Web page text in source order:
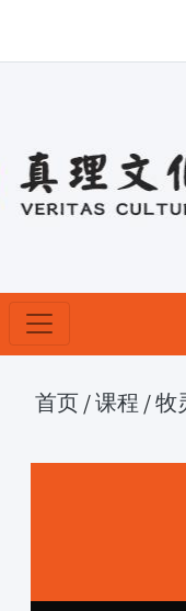
首页 /课程 /牧